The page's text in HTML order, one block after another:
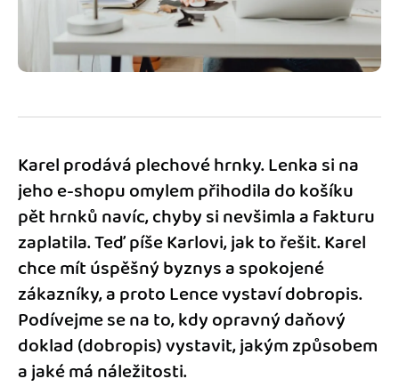
Fakturační poradna
Karel prodává plechové hrnky. Lenka si na
jeho e-shopu omylem přihodila do košíku
pět hrnků navíc, chyby si nevšimla a fakturu
zaplatila. Teď píše Karlovi, jak to řešit. Karel
chce mít úspěšný byznys a spokojené
zákazníky, a proto Lence vystaví dobropis.
Podívejme se na to, kdy opravný daňový
doklad (dobropis) vystavit, jakým způsobem
a jaké má náležitosti.